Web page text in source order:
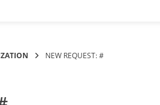
NEW REQUEST: #